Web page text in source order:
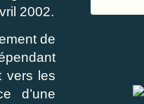
2002.
de
vers les
d’une